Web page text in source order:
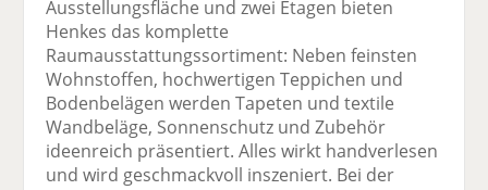
Ausstellungs­fläche und zwei Etagen bieten
Henkes das komplette
Raumausstattungssortiment: Neben feinsten
Wohnstoffen, hochwertigen Teppichen und
Boden­belägen werden Tapeten und textile
Wandbeläge, Sonnenschutz und Zubehör
ideenreich präsentiert. Alles wirkt handverlesen
und wird geschmackvoll inszeniert. Bei der